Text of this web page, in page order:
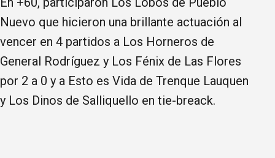
Nuevo que hicieron una brillante actuación al
vencer en 4 partidos a Los Horneros de
General Rodríguez y Los Fénix de Las Flores
por 2 a 0 y a Esto es Vida de Trenque Lauquen
y Los Dinos de Salliquello en tie-breack.